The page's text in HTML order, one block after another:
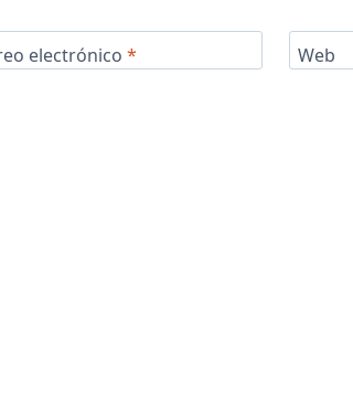
electrónico * Web